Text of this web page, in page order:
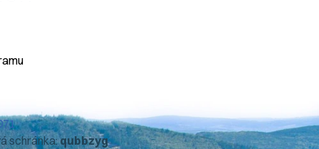
schránka:qubbzyg